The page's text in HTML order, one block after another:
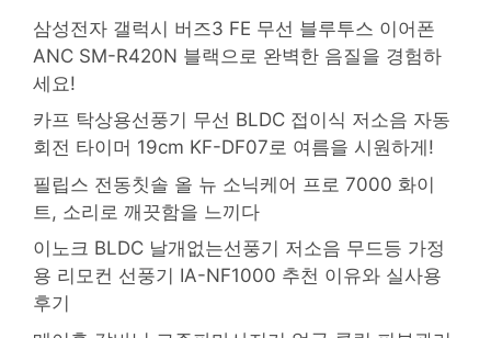
삼성전자 갤럭시 버즈3 FE 무선 블루투스 이어폰
ANC SM-R420N 블랙으로 완벽한 음질을 경험하
세요!
카프 탁상용선풍기 무선 BLDC 접이식 저소음 자동
회전 타이머 19cm KF-DF07로 여름을 시원하게!
필립스 전동칫솔 올 뉴 소닉케어 프로 7000 화이
트, 소리로 깨끗함을 느끼다
이노크 BLDC 날개없는선풍기 저소음 무드등 가정
용 리모컨 선풍기 IA-NF1000 추천 이유와 실사용
후기